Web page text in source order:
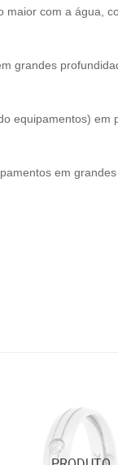
maior com a água,
grandes
equipamentos)
em grandes